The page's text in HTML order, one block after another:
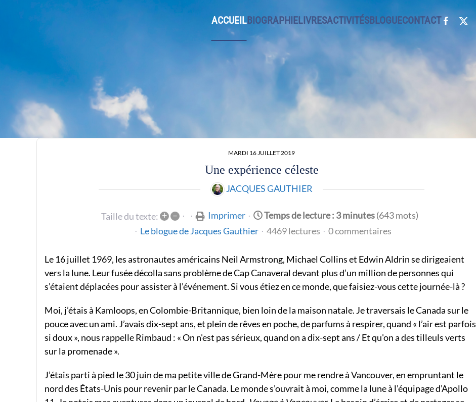
ACCUEILBIOGRAPHIELIVRESACTIVITÉSBLOGUECONTACT
MARDI 16 JUILLET 2019
Une expérience céleste
JACQUES GAUTHIER
Taille du texte: + – Imprimer Temps de lecture : 3 minutes (643 mots)
Le blogue de Jacques Gauthier
4469 lectures 0 commentaires
Le 16 juillet 1969, les astronautes américains Neil Armstrong, Michael Collins et Edwin Aldrin se dirigeaient
vers la lune. Leur fusée décolla sans problème de Cap Canaveral devant plus d’un million de personnes qui
s’étaient déplacées pour assister à l’événement. Si vous étiez en ce monde, que faisiez-vous cette journée-là ?
Moi, j’étais à Kamloops, en Colombie-Britannique, bien loin de la maison natale. Je traversais le Canada sur le
pouce avec un ami. J’avais dix-sept ans, et plein de rêves en poche, de parfums à respirer, quand « l’air est parfois
si doux », nous rappelle Rimbaud : « On n'est pas sérieux, quand on a dix-sept ans / Et qu'on a des tilleuls verts
sur la promenade ».
J’étais parti à pied le 30 juin de ma petite ville de Grand-Mère pour me rendre à Vancouver, en empruntant le
nord des États-Unis pour revenir par le Canada. Le monde s’ouvrait à moi, comme la lune à l’équipage d’Apollo